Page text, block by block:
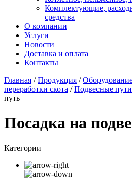
Комплектующие,
средства
О компании
Услуги
Новости
Доставка и оплата
Контакты
Главная /Продукция /
переработки скота /Подвесные пути
путь
Посадка на
Категории